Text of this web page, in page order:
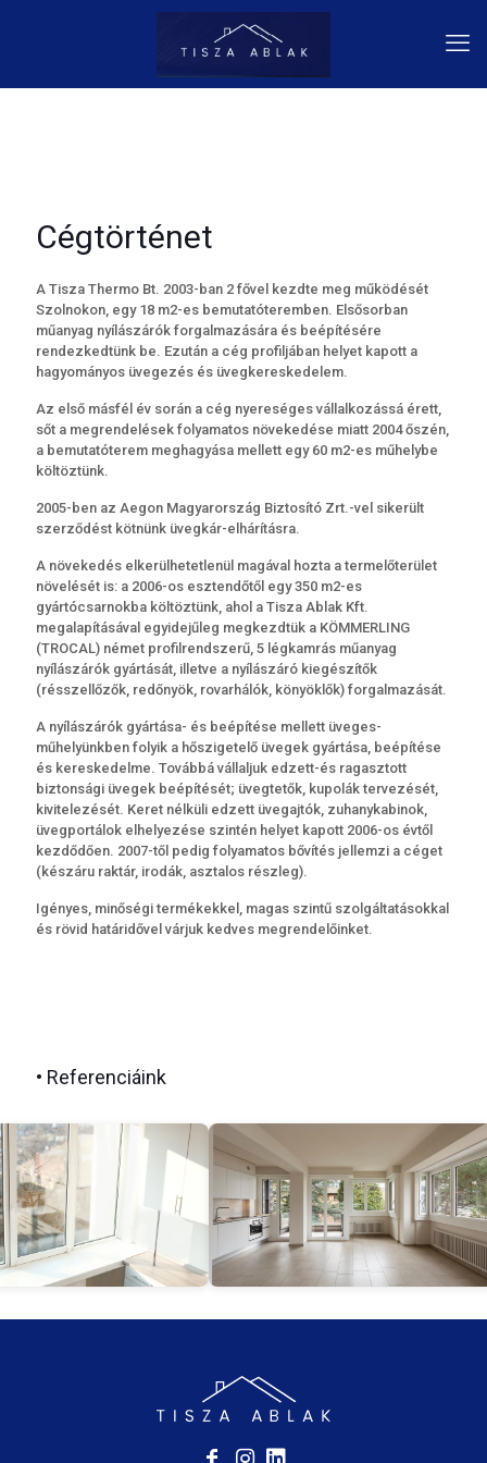
Cégtörténet
A Tisza Thermo Bt. 2003-ban 2 fővel kezdte meg működését
Szolnokon, egy 18 m2-es bemutatóteremben. Elsősorban
műanyag nyílászárók forgalmazására és beépítésére
rendezkedtünk be. Ezután a cég profiljában helyet kapott a
hagyományos üvegezés és üvegkereskedelem.
Az első másfél év során a cég nyereséges vállalkozássá érett,
sőt a megrendelések folyamatos növekedése miatt 2004 őszén,
a bemutatóterem meghagyása mellett egy 60 m2-es műhelybe
költöztünk.
2005-ben az Aegon Magyarország Biztosító Zrt.-vel sikerült
szerződést kötnünk üvegkár-elhárításra.
A növekedés elkerülhetetlenül magával hozta a termelőterület
növelését is: a 2006-os esztendőtől egy 350 m2-es
gyártócsarnokba költöztünk, ahol a Tisza Ablak Kft.
megalapításával egyidejűleg megkezdtük a KÖMMERLING
(TROCAL) német profilrendszerű, 5 légkamrás műanyag
nyílászárók gyártását, illetve a nyílászáró kiegészítők
(résszellőzők, redőnyök, rovarhálók, könyöklők) forgalmazását.
A nyílászárók gyártása- és beépítése mellett üveges-
műhelyünkben folyik a hőszigetelő üvegek gyártása, beépítése
és kereskedelme. Továbbá vállaljuk edzett-és ragasztott
biztonsági üvegek beépítését; üvegtetők, kupolák tervezését,
kivitelezését. Keret nélküli edzett üvegajtók, zuhanykabinok,
üvegportálok elhelyezése szintén helyet kapott 2006-os évtől
kezdődően. 2007-től pedig folyamatos bővítés jellemzi a céget
(készáru raktár, irodák, asztalos részleg).
Igényes, minőségi termékekkel, magas szintű szolgáltatásokkal
és rövid határidővel várjuk kedves megrendelőinket.
• Referenciáink